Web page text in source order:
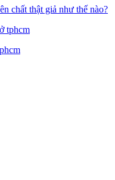
chất thật giả như thế nào?